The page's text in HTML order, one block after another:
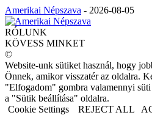
Amerikai Népszava - 2026-08-05
RÓLUNK
KÖVESS MINKET
©
Website-unk sütiket használ, hogy
Önnek, amikor visszatér az oldalra.
"Elfogadom" gombra valamennyi
a "Sütik beállítása" oldalra.
Cookie Settings
REJECT ALL